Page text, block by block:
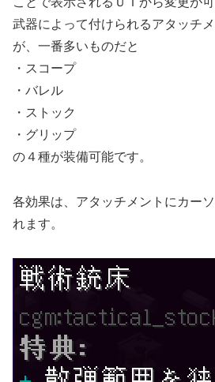
武器によって付けられるアタッチ
が、一番多いものだと
・スコープ
・バレル
・ストック
・グリップ
の４種が装備可能です。
各効果は、アタッチメントにカー
れます。